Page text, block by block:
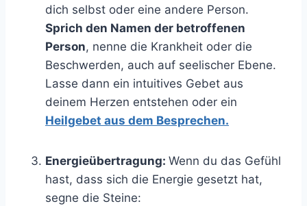
dich selbst oder eine andere Person.
Sprich den Namen der betroffenen
Person, nenne die Krankheit oder die
Beschwerden, auch auf seelischer Ebene.
Lasse dann ein intuitives Gebet aus
deinem Herzen entstehen oder ein
Heilgebet aus dem Besprechen.
Energieübertragung: Wenn du das Gefühl
hast, dass sich die Energie gesetzt hat,
segne die Steine: